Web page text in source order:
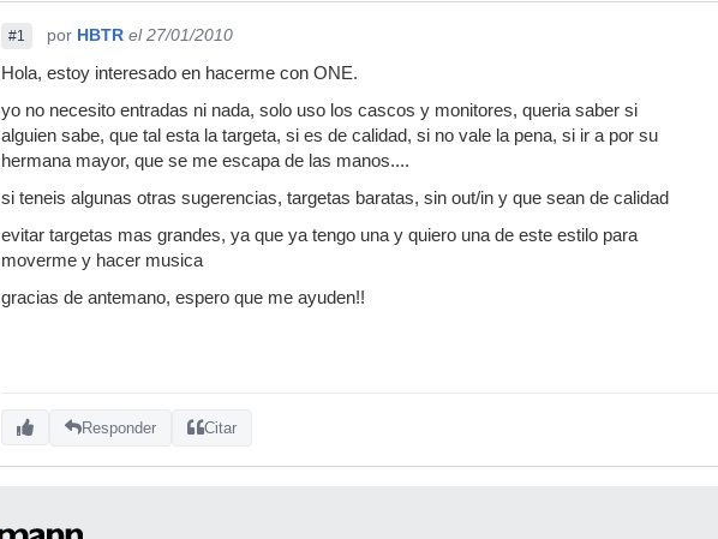
#1 por HBTR el 27/01/2010
Hola, estoy interesado en hacerme con ONE.
yo no necesito entradas ni nada, solo uso los cascos y monitores, queria saber si
alguien sabe, que tal esta la targeta, si es de calidad, si no vale la pena, si ir a por su
hermana mayor, que se me escapa de las manos....
si teneis algunas otras sugerencias, targetas baratas, sin out/in y que sean de calidad
evitar targetas mas grandes, ya que ya tengo una y quiero una de este estilo para
moverme y hacer musica
gracias de antemano, espero que me ayuden!!
Responder Citar